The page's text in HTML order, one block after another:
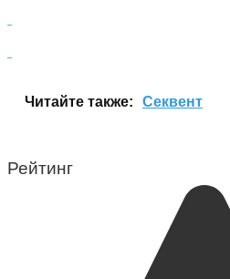
Читайте также: Секвент
Рейтинг